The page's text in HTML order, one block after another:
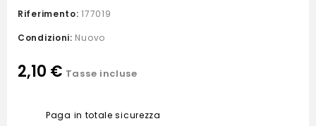
Riferimento: 177019
Condizioni: Nuovo
2,10 € Tasse incluse
Paga in totale sicurezza